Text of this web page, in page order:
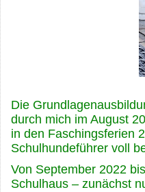
Die
durch mich im August
in den Faschingsferien
Schulhundeführer voll
Von September 2022
Schulhaus – zunächst